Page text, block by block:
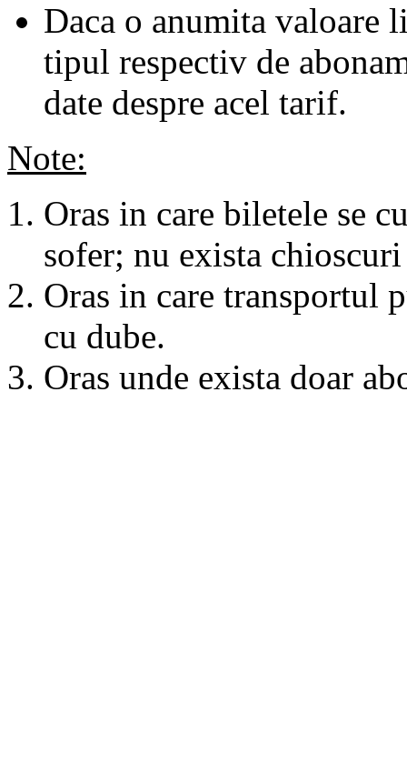
Daca o anumita valoare
tipul respectiv de
date despre acel tarif.
Note:
Oras in care biletele se
sofer; nu exista
Oras in care transportul
cu dube.
Oras unde exista doar